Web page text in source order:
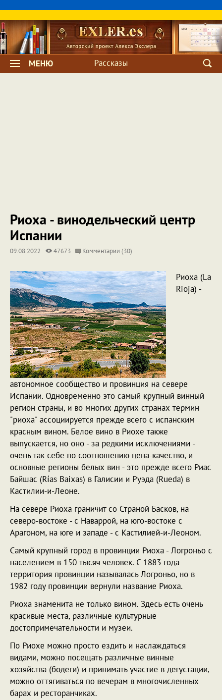
МЕНЮ Рассказы
Риоха - винодельческий центр
Испании
09.08.2022 47673 Комментарии (30)
Риоха (La
Rioja) -
автономное сообщество и провинция на севере
Испании. Одновременно это самый крупный винный
регион страны, и во многих других странах термин
"риоха" ассоциируется прежде всего с испанским
красным вином. Белое вино в Риохе также
выпускается, но оно - за редкими исключениями -
очень так себе по соотношению цена-качество, и
основные регионы белых вин - это прежде всего Риас
Байшас (Rías Baixas) в Галисии и Руэда (Rueda) в
Кастилии-и-Леоне.
На севере Риоха граничит со Страной Басков, на
северо-востоке - с Наваррой, на юго-востоке с
Арагоном, на юге и западе - с Кастилией-и-Леоном.
Самый крупный город в провинции Риоха - Логроньо с
населением в 150 тысяч человек. С 1883 года
территория провинции называлась Логроньо, но в
1982 году провинции вернули название Риоха.
Риоха знаменита не только вином. Здесь есть очень
красивые места, различные культурные
достопримечательности и музеи.
По Риохе можно просто ездить и наслаждаться
видами, можно посещать различные винные
хозяйства (бодеги) и принимать участие в дегустации,
можно оттягиваться по вечерам в многочисленных
барах и ресторанчиках.